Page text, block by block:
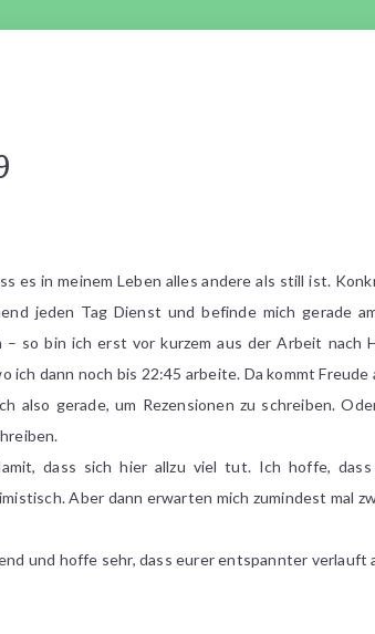
es in meinem Leben alles andere als still ist.
jeden Tag Dienst und befinde mich gerade
so bin ich erst vor kurzem aus der Arbeit nach
ich dann noch bis 22:45 arbeite. Da kommt Freude
also gerade, um Rezensionen zu schreiben.
dass sich hier allzu viel tut. Ich hoffe, dass
Aber dann erwarten mich zumindest mal
und hoffe sehr, dass eurer entspannter verlauft